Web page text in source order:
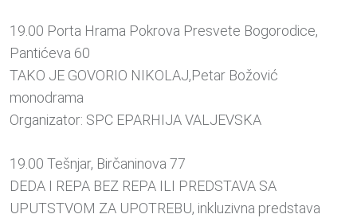
19.00 Porta Hrama Pokrova Presvete Bogorodice,
Pantićeva 60
TAKO JE GOVORIO NIKOLAJ,Petar Božović
monodrama
Organizator: SPC EPARHIJA VALJEVSKA
19.00 Tešnjar, Birčaninova 77
DEDA I REPA BEZ REPA ILI PREDSTAVA SA
UPUTSTVOM ZA UPOTREBU, inkluzivna predstava